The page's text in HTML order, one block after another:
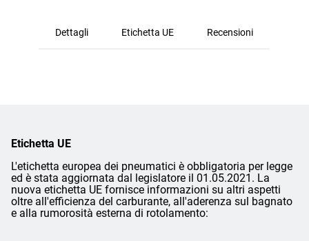
Dettagli Etichetta UE Recensioni
Etichetta UE
L'etichetta europea dei pneumatici è obbligatoria per legge
ed è stata aggiornata dal legislatore il 01.05.2021. La
nuova etichetta UE fornisce informazioni su altri aspetti
oltre all'efficienza del carburante, all'aderenza sul bagnato
e alla rumorosità esterna di rotolamento: